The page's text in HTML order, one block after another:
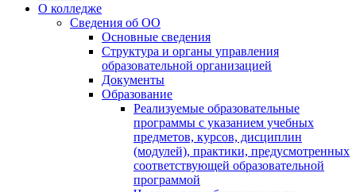
О колледже
Сведения об ОО
Основные сведения
Структура и органы управления
образовательной организацией
Документы
Образование
Реализуемые образовательные
программы с указанием учебных
предметов, курсов, дисциплин
(модулей), практики, предусмотренных
соответствующей образовательной
программой